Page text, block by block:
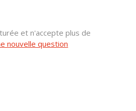
et n'accepte plus de
nouvelle question